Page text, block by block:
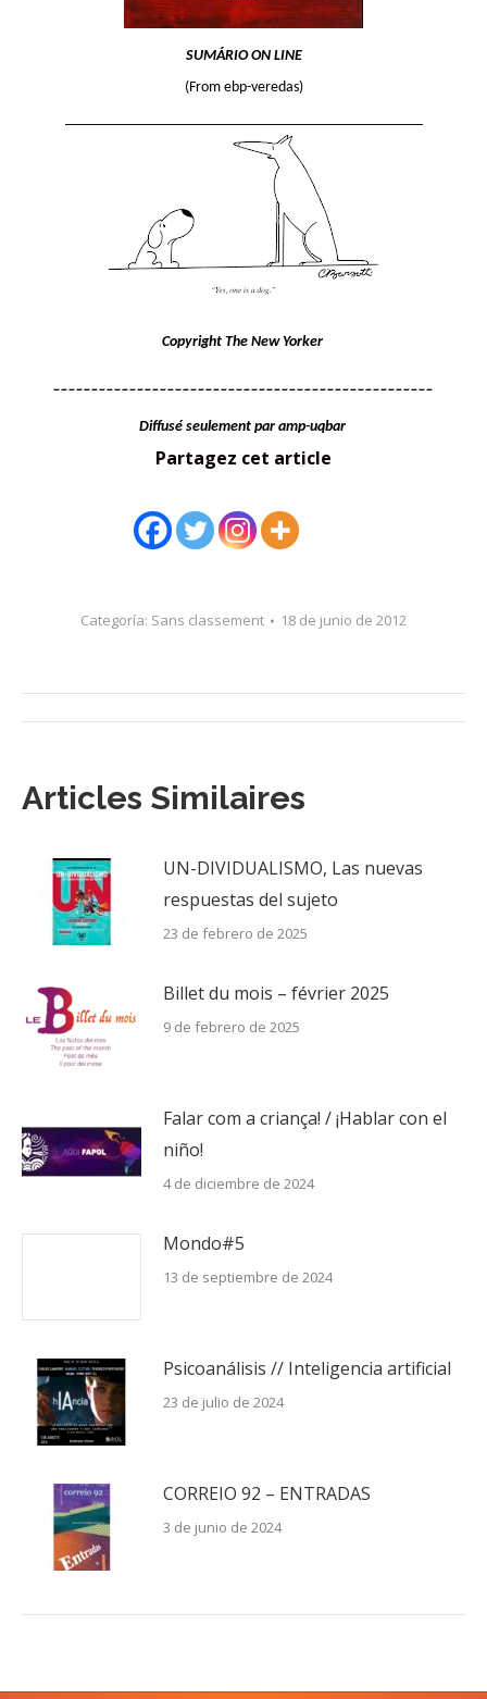
SUMÁRIO ON LINE
(From ebp-veredas)
Copyright The New Yorker
__________________________________________________
Diffusé seulement par amp-uqbar
Partagez cet article
Categoría: Sans classement 18 de junio de 2012
Navegación
entre
Articles Similaires
UN-DIVIDUALISMO, Las nuevas
respuestas del sujeto
23 de febrero de 2025
Billet du mois – février 2025
9 de febrero de 2025
Falar com a criança! / ¡Hablar con el
niño!
4 de diciembre de 2024
Mondo#5
13 de septiembre de 2024
Psicoanálisis // Inteligencia artificial
23 de julio de 2024
CORREIO 92 – ENTRADAS
3 de junio de 2024